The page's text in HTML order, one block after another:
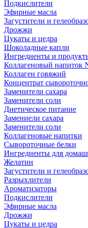
Подкислители
Эфирные масла
Загустители и
Дрожжи
Цукаты и цедра
Шоколадные капли
Ингредиенты и
Коллагеновый напиток
Коллаген говяжий
Концентрат
Заменители сахара
Заменители соли
Диетическое питание
Замениели сахара
Заменители соли
Коллагеновые напитки
Сывороточные белки
Ингредиенты для
Желатин
Загустители и
Разрыхлители
Ароматизаторы
Подкислители
Эфирные масла
Дрожжи
Цукаты и цедра